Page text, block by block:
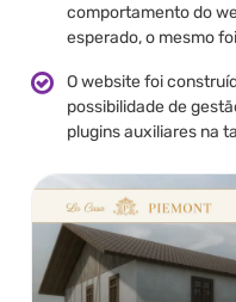
comportamento do
esperado, o mesmo
O website foi
possibilidade de
plugins auxiliares na